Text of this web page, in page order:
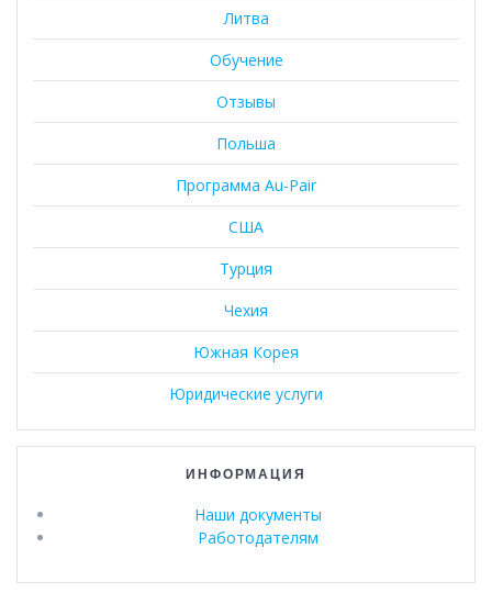
Литва
Обучение
Отзывы
Польша
Программа Au-Pair
США
Турция
Чехия
Южная Корея
Юридические услуги
ИНФОРМАЦИЯ
Наши документы
Работодателям